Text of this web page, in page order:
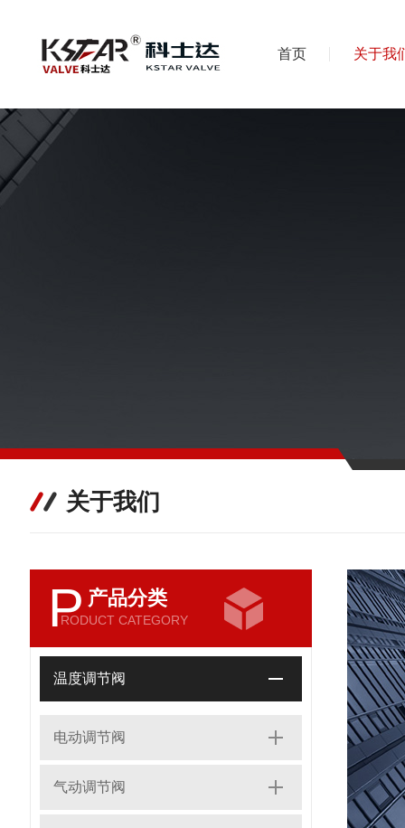
首页 关于我
关于我们
P 产品分类
RODUCT CATEGORY
温度调节阀
电动调节阀
气动调节阀